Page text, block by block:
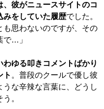
、彼がニュースサイトのコ
みをしていた履歴でした。
も思わないのですが、その
で…」
わゆる叩きコメントばかり
ト 。普段のクールで優し彼
な辛辣な言葉に、どうし
。